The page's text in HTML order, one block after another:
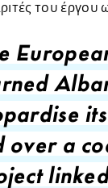
του έργου
over a